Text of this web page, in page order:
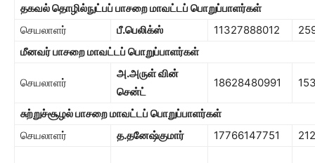
தகவல் தொழில்நுட்பப் பாசறை மாவட்டப் பொறுப்பாளர்கள்
செயலாளர்
பீ.பெலிக்ஸ் 11327888012
மீனவர் பாசறைமாவட்டப் பொறுப்பாளர்கள்
செயலாளர்
அ.அருள் வின்
சென்ட்
18628480991
சுற்றுச்சூழல் பாசறைமாவட்டப் பொறுப்பாளர்கள்
செயலாளர்
த.தனேஷ்குமார் 17766147751 212